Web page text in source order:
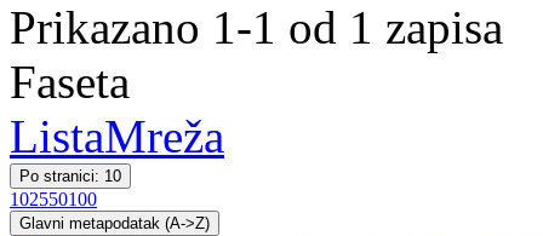
Prikazano 1-1 od 1 zapisa
Faseta
ListaMreža
Po stranici: 10
102550100
Glavni metapodatak (A->Z)